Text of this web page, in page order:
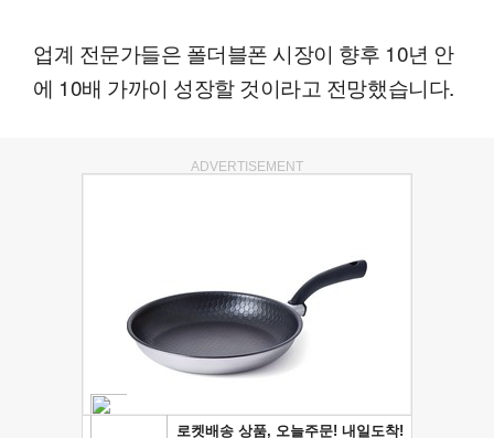
업계 전문가들은 폴더블폰 시장이 향후 10년 안
에 10배 가까이 성장할 것이라고 전망했습니다.
ADVERTISEMENT